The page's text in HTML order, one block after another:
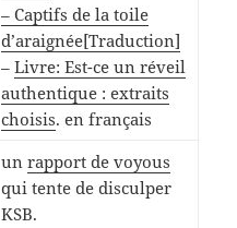
– Captifs de la toile
d’araignée[Traduction]
– Livre: Est-ce un réveil
authentique : extraits
choisis. en français
un rapport de voyous
qui tente de disculper
KSB.